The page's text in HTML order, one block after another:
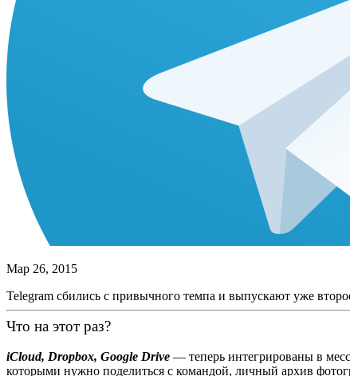
Мар 26, 2015
Telegram сбились с привычного темпа и выпускают уже
Что на этот раз?
iCloud, Dropbox, Google Drive — теперь интегрированы в
которыми нужно поделиться с командой, личный архив